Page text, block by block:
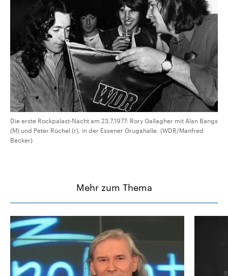
Die erste Rockpalast-Nacht am 23.7.1977: Rory Gallagher mit Alan Bangs
(M) und Peter Rüchel (r). in der Essener Grugahalle. (WDR/Manfred
Becker)
Mehr zum Thema